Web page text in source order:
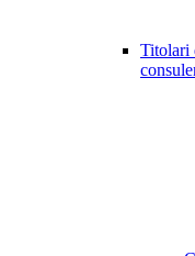
Titolari